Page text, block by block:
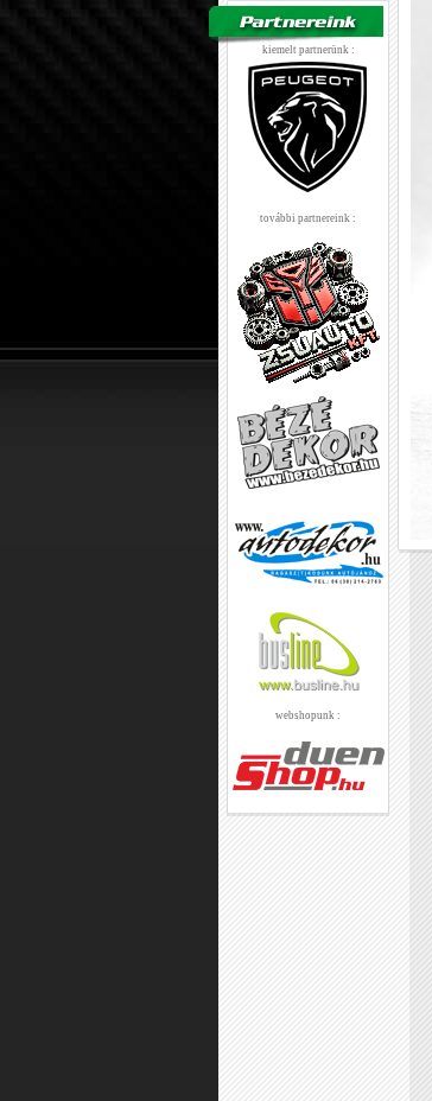
kiemelt partnerünk :
további partnereink :
webshopunk :